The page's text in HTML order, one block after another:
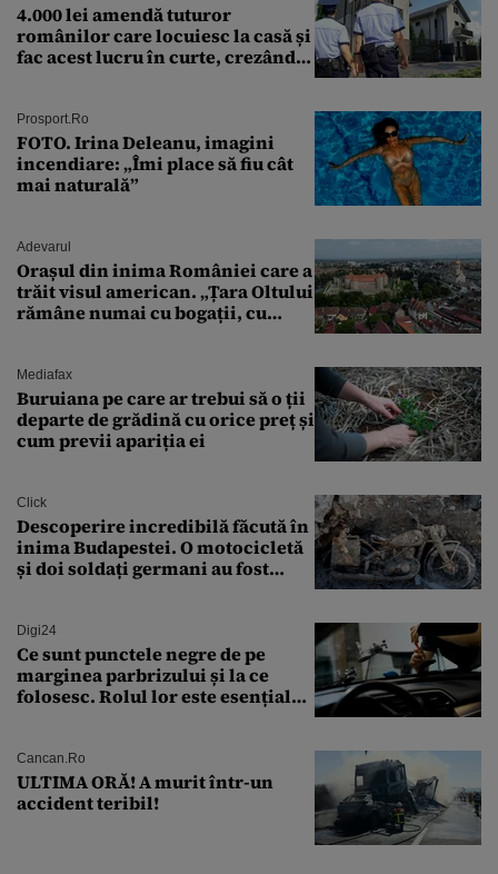
4.000 lei amendă tuturor
românilor care locuiesc la casă și
fac acest lucru în curte, crezând
Prosport.ro
FOTO. Irina Deleanu, imagini
incendiare: „Îmi place să fiu cât
mai naturală”
Adevarul
Orașul din inima României care a
trăit visul american. „Țara Oltului
rămâne numai cu bogații, cu
Mediafax
Buruiana pe care ar trebui să o ții
departe de grădină cu orice preț și
cum previi apariția ei
Click
Descoperire incredibilă făcută în
inima Budapestei. O motocicletă
și doi soldați germani au fost
Digi24
Ce sunt punctele negre de pe
marginea parbrizului și la ce
folosesc. Rolul lor este esențial
Cancan.ro
ULTIMA ORĂ! A murit într-un
accident teribil!